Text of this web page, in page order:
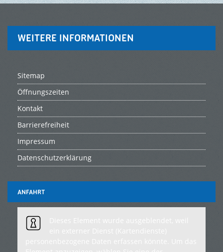
WEITERE INFORMATIONEN
Sitemap
Öffnungszeiten
Kontakt
Barrierefreiheit
Impressum
Datenschutzerklärung
ANFAHRT